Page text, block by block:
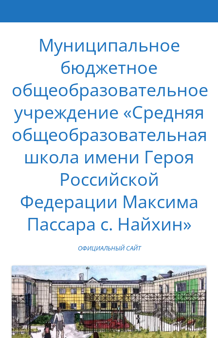
Муниципальное
бюджетное
общеобразовательное
учреждение «Средняя
общеобразовательная
школа имени Героя
Российской
Федерации Максима
Пассара с. Найхин»
ОФИЦИАЛЬНЫЙ САЙТ